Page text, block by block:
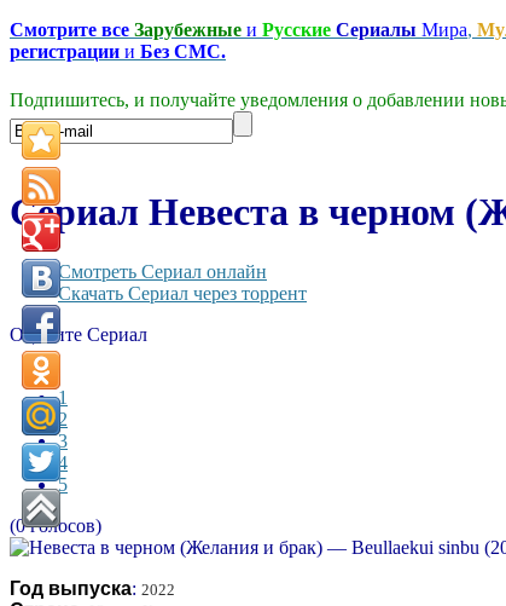
Смотрите все Зарубежные и Русские Сериалы Мира,
регистрации и Без СМС.
Подпишитесь, и получайте уведомления о добавлении
Сериал Невеста в черном
Смотреть Сериал онлайн
Скачать Сериал через торрент
Оцените Сериал
1
2
3
4
5
(0 голосов)
Год выпуска: 2022